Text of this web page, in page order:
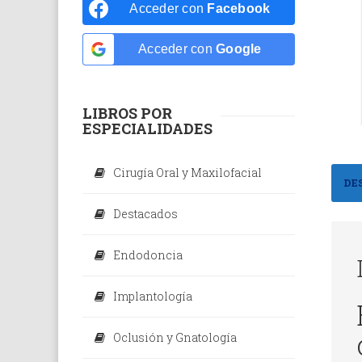
Dental
Acceder con Facebook
Acceder con Google
LIBROS POR
ESPECIALIDADES
Cirugía Oral y Maxilofacial
Destacados
Endodoncia
Implantología
Oclusión y Gnatología